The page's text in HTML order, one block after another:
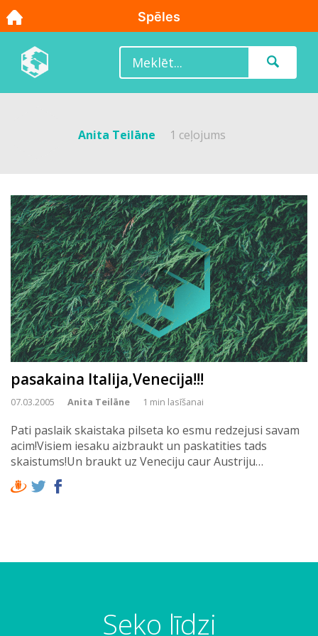
Anita Teilāne 1 ceļojums
pasakaina Italija,Venecija!!!
07.03.2005 Anita Teilāne 1 min lasīšanai
Pati paslaik skaistaka pilseta ko esmu redzejusi savam
acim!Visiem iesaku aizbraukt un paskatities tads
skaistums!Un braukt uz Veneciju caur Austriju…
Seko līdzi